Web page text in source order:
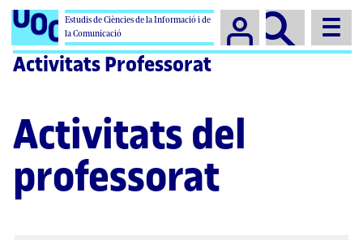
Estudis de Ciències de la Informació i de
la Comunicació
Campus
Activitats Professorat
Activitats del
professorat